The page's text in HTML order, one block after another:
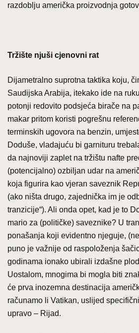
razdoblju američka proizvodnja
Tržište njuši cjenovni rat
Dijametralno suprotna taktika koju,
Saudijska Arabija, itekako ide na
potonji redovito podsjeća birače na
makar pritom koristi pogrešnu
terminskih ugovora na benzin,
Doduše, vladajuću bi garnituru
da najnoviji zaplet na tržištu nafte
(potencijalno) ozbiljan udar na
koja figurira kao vjeran saveznik
(ako ništa drugo, zajednička im je
tranzicije“). Ali onda opet, kad je to
mario za (političke) saveznike? U
ponašanja koji evidentno njeguje,
puno je važnije od raspoloženja
godinama ionako ubirali izdašne
Uostalom, mnogima bi mogla biti
će prva inozemna destinacija
računamo li Vatikan, uslijed
upravo – Rijad.